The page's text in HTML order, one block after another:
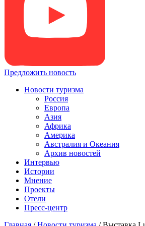
Предложить новость
Новости туризма
Россия
Европа
Азия
Африка
Америка
Австралия и Океания
Архив новостей
Интервью
Истории
Мнение
Проекты
Отели
Пресс-центр